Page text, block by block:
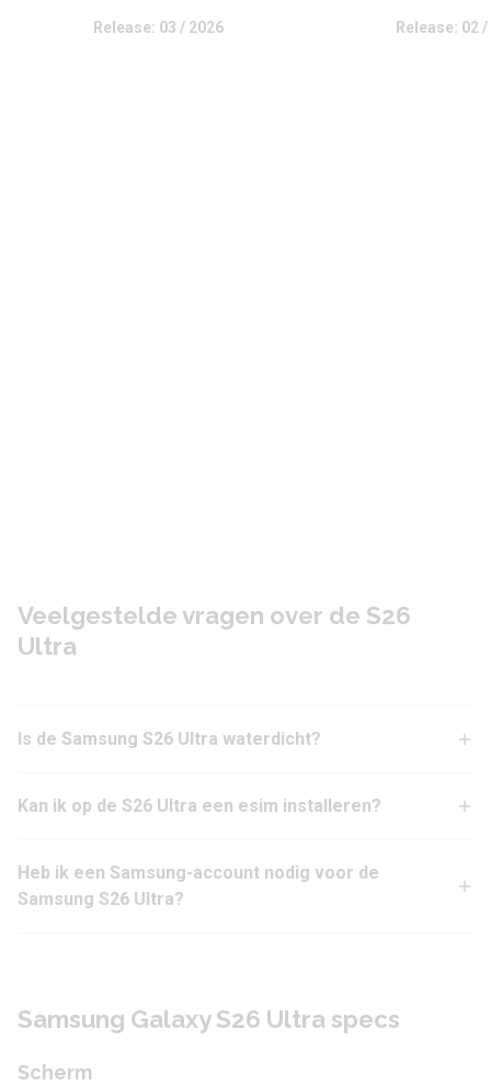
Release: 03 / 2026 Release: 02
Veelgestelde vragen over de S26
Ultra
Is de Samsung S26 Ultra waterdicht?
Kan ik op de S26 Ultra een esim installeren?
Heb ik een Samsung-account nodig voor de
Samsung S26 Ultra?
Samsung Galaxy S26 Ultra specs
Scherm